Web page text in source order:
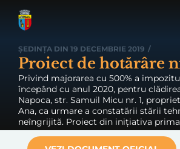
ȘEDINȚA DIN 19 DECEMBRIE 2019 /
Proiect de hotărâre
Privind majorarea cu 500% a
începând cu anul 2020, pentru
Napoca, str. Samuil Micu nr. 1,
Ana, ca urmare a constatării stării
neîngrijită. Proiect din inițiativa